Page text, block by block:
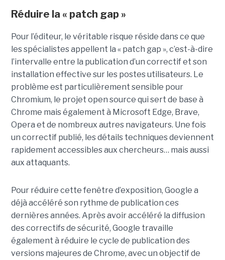
Réduire la « patch gap »
Pour l’éditeur, le véritable risque réside dans ce que
les spécialistes appellent la « patch gap », c’est-à-dire
l’intervalle entre la publication d’un correctif et son
installation effective sur les postes utilisateurs. Le
problème est particulièrement sensible pour
Chromium, le projet open source qui sert de base à
Chrome mais également à Microsoft Edge, Brave,
Opera et de nombreux autres navigateurs. Une fois
un correctif publié, les détails techniques deviennent
rapidement accessibles aux chercheurs… mais aussi
aux attaquants.
Pour réduire cette fenêtre d’exposition, Google a
déjà accéléré son rythme de publication ces
dernières années. Après avoir accéléré la diffusion
des correctifs de sécurité, Google travaille
également à réduire le cycle de publication des
versions majeures de Chrome, avec un objectif de